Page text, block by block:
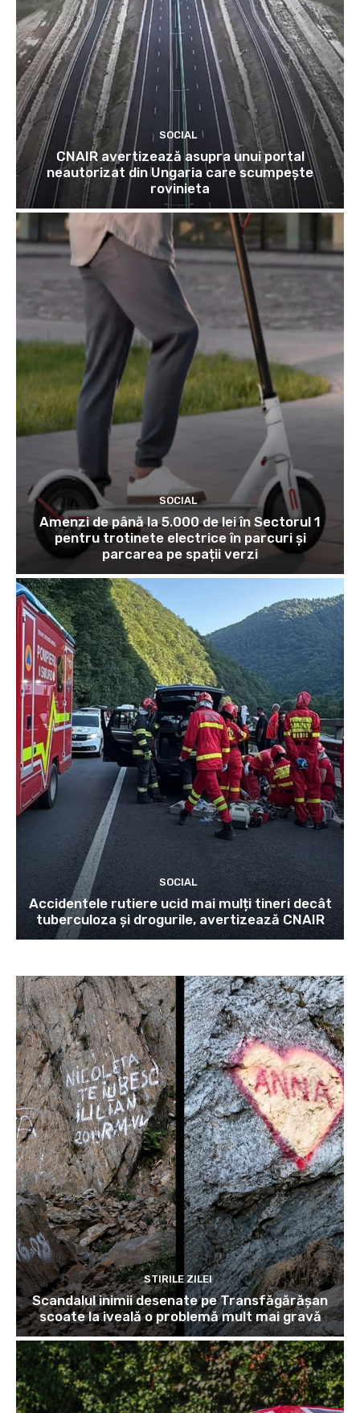
SOCIAL
CNAIR avertizează asupra unui portal
neautorizat din Ungaria care scumpește
rovinieta
SOCIAL
Amenzi de până la 5.000 de lei în Sectorul 1
pentru trotinete electrice în parcuri și
parcarea pe spații verzi
SOCIAL
Accidentele rutiere ucid mai mulți tineri decât
tuberculoza și drogurile, avertizează CNAIR
STIRILE ZILEI
Scandalul inimii desenate pe Transfăgărășan
scoate la iveală o problemă mult mai gravă